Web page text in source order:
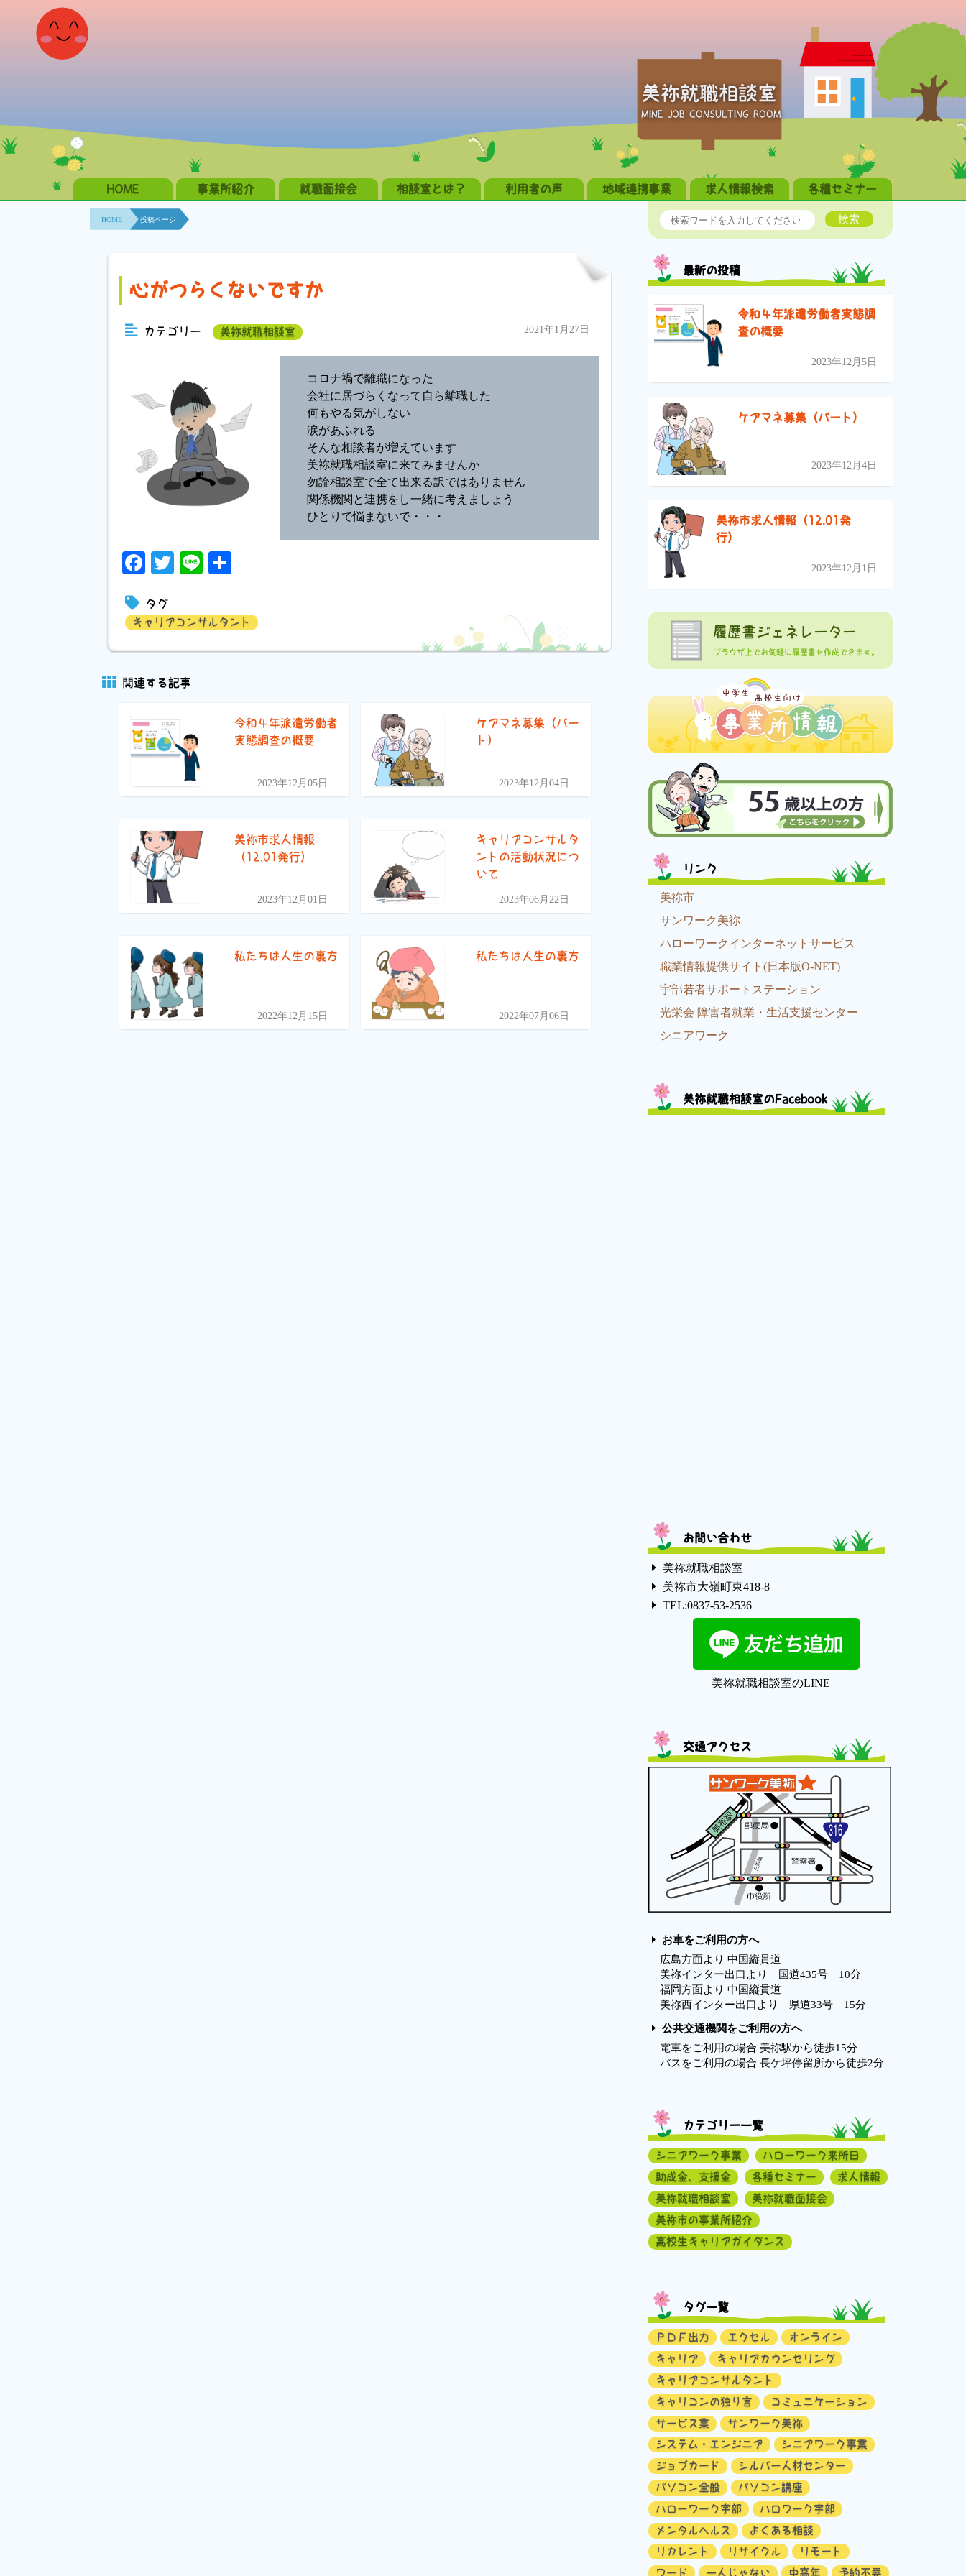
美祢就職相談室
MINE JOB CONSULTING ROOM
HOME 事業所紹介 就職面接会 相談室とは？ 利用者の声 地域連携事業 求人情報検索 各種セミナー
HOME 投稿ページ
心がつらくないですか
カテゴリー 美祢就職相談室 2021年1月27日
コロナ禍で離職になった
会社に居づらくなって自ら離職した
何もやる気がしない
涙があふれる
そんな相談者が増えています
美祢就職相談室に来てみませんか
勿論相談室で全て出来る訳ではありません
関係機関と連携をし一緒に考えましょう
ひとりで悩まないで・・・
Facebook
Twitter
Line
タグ
キャリアコンサルタント
関連する記事
令和４年派遣労働者
実態調査の概要
2023年12月05日
ケアマネ募集（パー
ト）
2023年12月04日
美祢市求人情報
（12.01発行）
2023年12月01日
キャリアコンサルタ
ントの活動状況につ
いて
2023年06月22日
私たちは人生の裏方
2022年12月15日
私たちは人生の裏方
2022年07月06日
検索
最新の投稿
令和４年派遣労働者実態調
査の概要
2023年12月5日
ケアマネ募集（パート）
2023年12月4日
美祢市求人情報（12.01発
行）
2023年12月1日
履歴書ジェネレーター
ブラウザ上でお気軽に履歴書を作成できます。
リンク
美祢市
サンワーク美祢
ハローワークインターネットサービス
職業情報提供サイト(日本版O-NET)
宇部若者サポートステーション
光栄会 障害者就業・生活支援センター
シニアワーク
美祢就職相談室のFacebook
お問い合わせ
美祢就職相談室
美祢市大嶺町東418-8
TEL:0837-53-2536
美祢就職相談室のLINE
交通アクセス
お車をご利用の方へ
広島方面より 中国縦貫道
美祢インター出口より 国道435号 10分
福岡方面より 中国縦貫道
美祢西インター出口より 県道33号 15分
公共交通機関をご利用の方へ
電車をご利用の場合 美祢駅から徒歩15分
バスをご利用の場合 長ケ坪停留所から徒歩2分
カテゴリー一覧
シニアワーク事業
ハローワーク来所日
助成金、支援金
各種セミナー
求人情報
美祢就職相談室
美祢就職面接会
美祢市の事業所紹介
高校生キャリアガイダンス
タグ一覧
ＰＤＦ出力 エクセル
オンライン
キャリア
キャリアカウンセリング
キャリアコンサルタント
キャリコンの独り言
コミュニケーション
サービス業
サンワーク美祢
システム・エンジニア
シニアワーク事業
ジョブカード
シルバー人材センター
パソコン全般
パソコン講座
ハローワーク宇部
ハロワーク宇部
メンタルヘルス
よくある相談
リカレント
リサイクル
リモート
ワード
一人じゃない 中高年 予約不要